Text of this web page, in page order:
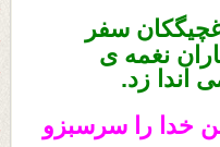
سفر
نغمه ی
اندا زد.
خدا را سرسبزو